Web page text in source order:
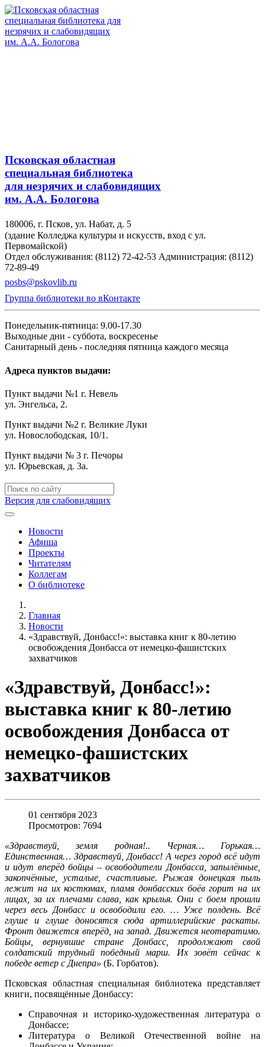
Псковская областная
специальная библиотека
для незрячих и слабовидящих
им. А.А. Бологова
180006, г. Псков, ул. Набат, д. 5
(здание Колледжа культуры и искусств, вход с ул.
Первомайской)
Отдел обслуживания: (8112) 72-42-53 Администрация: (8112)
72-89-49
posbs@pskovlib.ru
Группа библиотеки во вКонтакте
Понедельник-пятница: 9.00-17.30
Выходные дни - суббота, воскресенье
Санитарный день - последняя пятница каждого месяца
Адреса пунктов выдачи:
Пункт выдачи №1 г. Невель
ул. Энгельса, 2.
Пункт выдачи №2 г. Великие Луки
ул. Новослободская, 10/1.
Пункт выдачи № 3 г. Печоры
ул. Юрьевская, д. 3а.
Версия для слабовидящих
Новости
Афиша
Проекты
Читателям
Коллегам
О библиотеке
Главная
Новости
«Здравствуй, Донбасс!»: выставка книг к 80-летию
освобождения Донбасса от немецко-фашистских
захватчиков
«Здравствуй, Донбасс!»:
выставка книг к 80-летию
освобождения Донбасса от
немецко-фашистских
захватчиков
01 сентября 2023
Просмотров: 7694
«Здравствуй, земля родная!.. Черная… Горькая…
Единственная… Здравствуй, Донбасс! А через город всё идут
и идут вперёд бойцы – освободители Донбасса, запылённые,
закопчённые, усталые, счастливые. Рыжая донецкая пыль
лежит на их костюмах, пламя донбасских боёв горит на их
лицах, за их плечами слава, как крылья. Они с боем прошли
через весь Донбасс и освободили его. … Уже полдень. Всё
глуше и глуше доносятся сюда артиллерийские раскаты.
Фронт движется вперёд, на запад. Движется неотвратимо.
Бойцы, вернувшие стране Донбасс, продолжают свой
солдатский трудный победный марш. Их зовёт сейчас к
победе ветер с Днепра» (Б. Горбатов).
Псковская областная специальная библиотека представляет
книги, посвящённые Донбассу:
Справочная и историко-художественная литература о
Донбассе;
Литература о Великой Отечественной войне на